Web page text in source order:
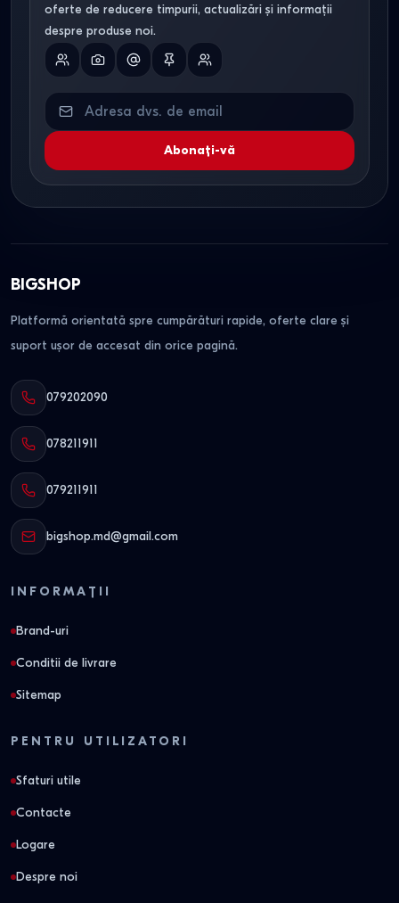
oferte de reducere timpurii, actualizări și informații
despre produse noi.
Abonați-vă
BIGSHOP
Platformă orientată spre cumpărături rapide, oferte clare și
suport ușor de accesat din orice pagină.
079202090
078211911
079211911
bigshop.md@gmail.com
INFORMAȚII
Brand-uri
Conditii de livrare
Sitemap
PENTRU UTILIZATORI
Sfaturi utile
Contacte
Logare
Despre noi